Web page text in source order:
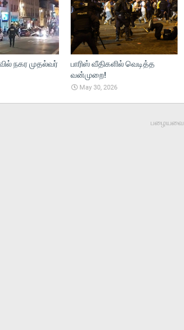
நகர முதல்வர்
பாரிஸ் வீதிகளில் வெடித்த
வன்முறை!
May 30, 2026
பழையவை